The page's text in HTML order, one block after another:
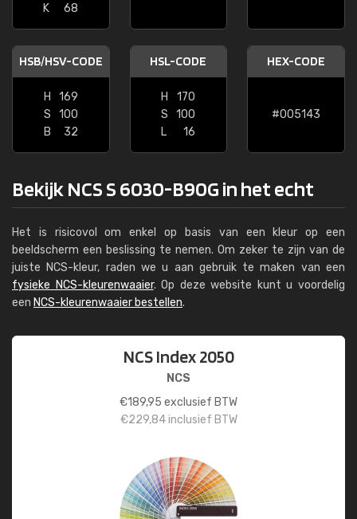
K
68
HSB/HSV-CODE
H
169
S
100
B
32
HSL-CODE
H
170
S
100
L
16
HEX-CODE
#005143
Bekijk NCS S 6030-B90G in het echt
Het is risicovol om enkel op basis van een kleur op een
beeldscherm een beslissing te nemen. Om zeker te zijn van de
juiste NCS-kleur, raden we u aan gebruik te maken van een
fysieke NCS-kleurenwaaier. Op deze website kunt u voordelig
een NCS-kleurenwaaier bestellen.
NCS Index 2050
NCS
€189,95 exclusief BTW
€229,84inclusief BTW